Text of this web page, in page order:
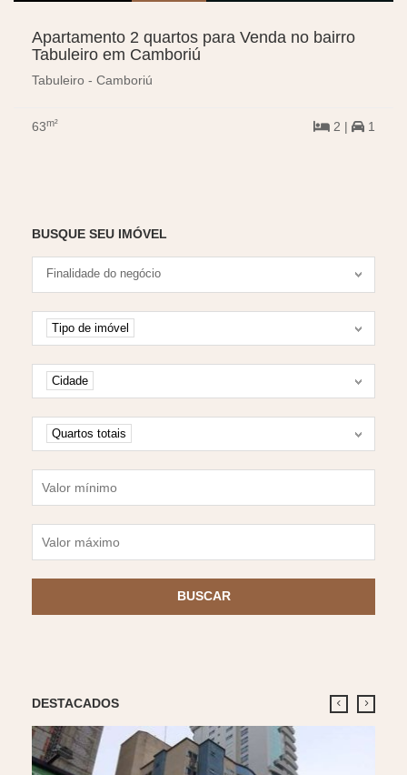
Apartamento 2 quartos para Venda no bairro
Tabuleiro em Camboriú
Tabuleiro - Camboriú
63m² 2 | 1
BUSQUE SEU IMÓVEL
Tipo negociação
Finalidade do negócio
Tipo de imóvel
Tipo de imóvel
Cidade
Cidade
Quartos
Quartos totais
BUSCAR
DESTACADOS